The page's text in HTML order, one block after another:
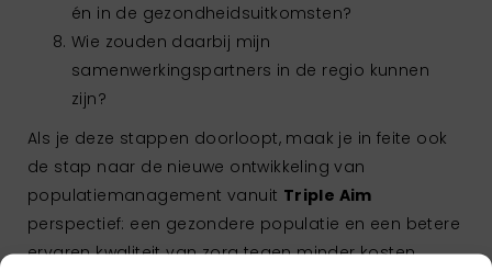
én in de gezondheidsuitkomsten?
Wie zouden daarbij mijn
samenwerkingspartners in de regio kunnen
zijn?
Als je deze stappen doorloopt, maak je in feite ook
de stap naar de nieuwe ontwikkeling van
populatiemanagement vanuit Triple Aim
perspectief: een gezondere populatie en een betere
ervaren kwaliteit van zorg tegen minder kosten.